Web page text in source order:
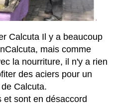
Calcuta Il y a beaucoup
mais comme
la nourriture, il n'y a rien
des aciers pour un
Calcuta.
et sont en désaccord